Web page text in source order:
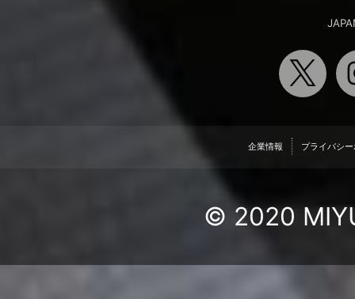
企業情報 プライバシ
© 2020